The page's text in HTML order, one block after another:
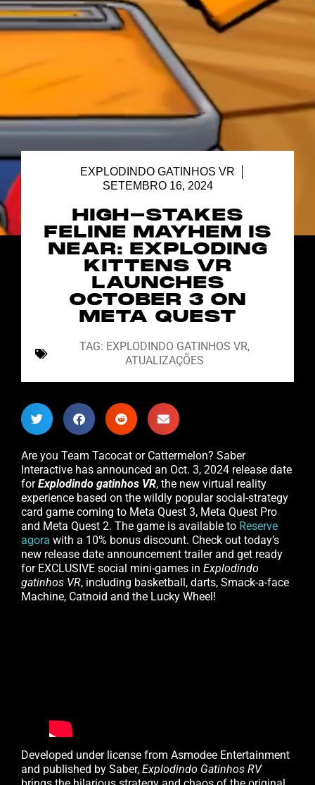
EXPLODINDO GATINHOS VR
SETEMBRO 16, 2024
HIGH-STAKES
FELINE MAYHEM IS
NEAR: EXPLODING
KITTENS VR
LAUNCHES
OCTOBER 3 ON
META QUEST
TAG: EXPLODINDO GATINHOS VR,
ATUALIZAÇÕES
Are you Team Tacocat or Cattermelon? Saber
Interactive has announced an Oct. 3, 2024 release date
forExplodindo gatinhos VR, the new virtual reality
experience based on the wildly popular social-strategy
card game coming to Meta Quest 3, Meta Quest Pro
and Meta Quest 2. The game is available to Reserve
agora with a 10% bonus discount. Check out today’s
new release date announcement trailer and get ready
for EXCLUSIVE social mini-games in Explodindo
gatinhos VR, including basketball, darts, Smack-a-face
Machine, Catnoid and the Lucky Wheel!
Developed under license from Asmodee Entertainment
and published by Saber, Explodindo Gatinhos RV